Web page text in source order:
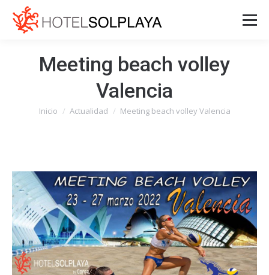
Meeting beach volley
Valencia
Estás aquí:
Inicio Actualidad Meeting beach volley Valencia